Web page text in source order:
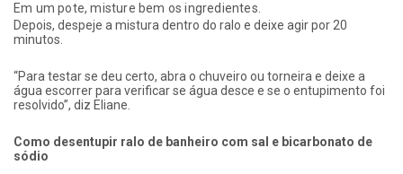
Em um pote, misture bem os ingredientes.
Depois, despeje a mistura dentro do ralo e deixe agir por 20
minutos.
“Para testar se deu certo, abra o chuveiro ou torneira e deixe a
água escorrer para verificar se água desce e se o entupimento foi
resolvido”, diz Eliane.
Como desentupir ralo de banheiro com sal e bicarbonato de
sódio